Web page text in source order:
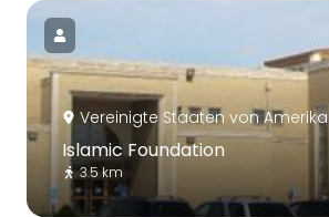
Vereinigte Staaten von Amerika
Islamic Foundation
3.5 km